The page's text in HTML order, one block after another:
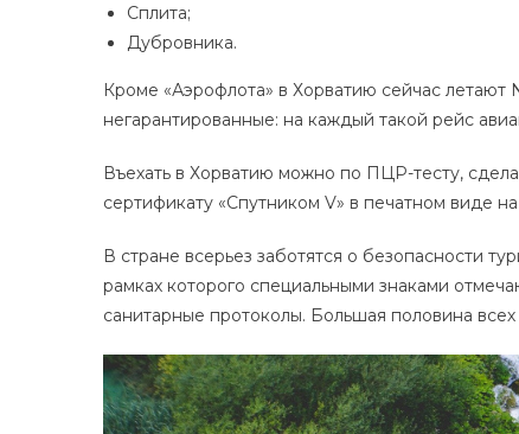
Сплита;
Дубровника.
Кроме «Аэрофлота» в Хорватию сейчас летают
негарантированные: на каждый такой рейс
Въехать в Хорватию можно по ПЦР-тесту,
сертификату «Спутником V» в печатном виде
В стране всерьез заботятся о безопасности
рамках которого специальными знаками
санитарные протоколы. Большая половина